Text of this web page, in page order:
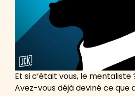
Et si c’était vous, le mentaliste
Avez-vous déjà deviné ce que